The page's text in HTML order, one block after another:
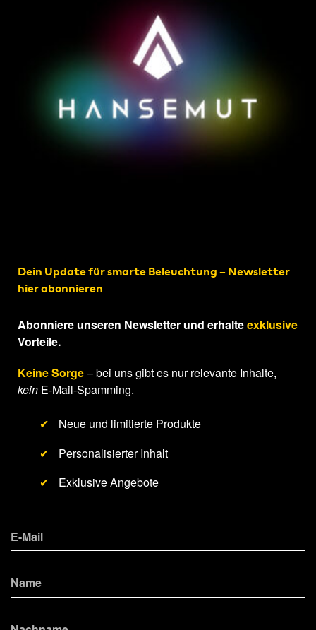
Dein Update für smarte Beleuchtung – Newsletter
hier abonnieren
Abonniere unseren Newsletter und erhalteexklusive
Vorteile.
Keine Sorge– bei uns gibt es nur relevante Inhalte,
kein E-Mail-Spamming.
✔
Neue und limitierte Produkte
✔
Personalisierter Inhalt
✔
Exklusive Angebote